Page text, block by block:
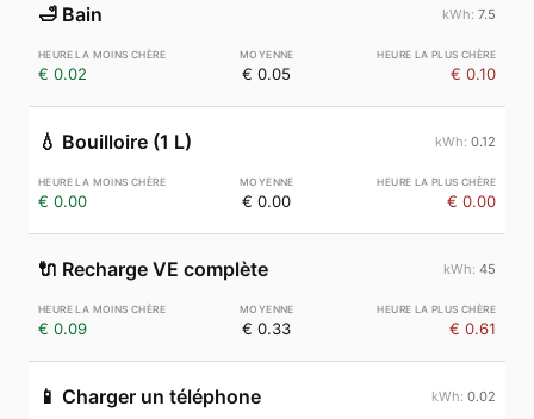
🛁 Bain 7.5
€ 0.02 € 0.05 € 0.10
💧 Bouilloire (1 L) 0.12
€ 0.00 € 0.00 € 0.00
🔌 Recharge VE complète 45
€ 0.09 € 0.33 € 0.61
📱 Charger un téléphone 0.02